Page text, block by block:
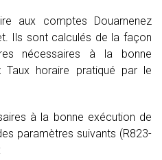
aux comptes Douarnenez
Ils sont calculés de la façon
nécessaires à la bonne
Taux horaire pratiqué par le
à la bonne exécution de
paramètres suivants (R823-